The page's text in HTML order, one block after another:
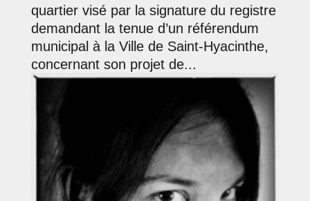
quartier visé par la signature du registre
demandant la tenue d’un référendum
municipal à la Ville de Saint-Hyacinthe,
concernant son projet de...